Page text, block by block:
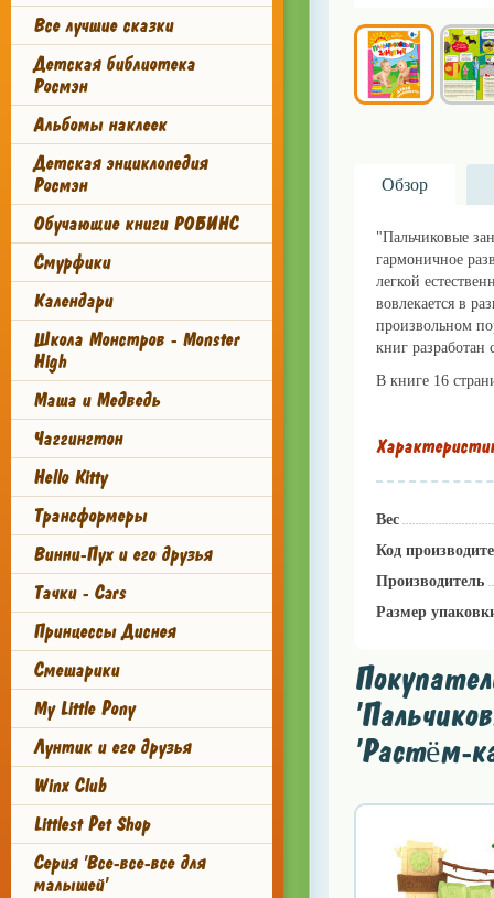
Все лучшие сказки
Детская библиотека
Росмэн
Альбомы наклеек
Детская энциклопедия
Росмэн
Обучающие книги РОБИНС
Смурфики
Календари
Школа Монстров - Monster
High
Маша и Медведь
Чаггингтон
Hello Kitty
Трансформеры
Винни-Пух и его друзья
Тачки - Cars
Принцессы Диснея
Смешарики
My Little Pony
Лунтик и его друзья
Winx Club
Littlest Pet Shop
Серия 'Все-все-все для
малышей'
Обзор
"Пальчиковые
гармоничное
легкой
вовлекается в
произвольном
книг разработан
В книге 16
Вес
Код
Производитель
Размер
'Растём-